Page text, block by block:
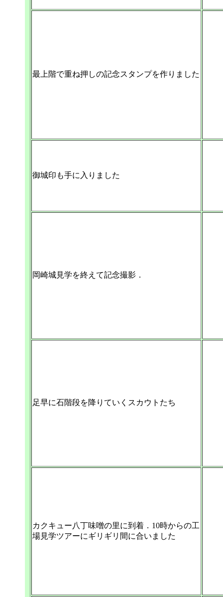
最上階で重ね押しの記念スタンプを作りました
御城印も手に入りました
岡崎城見学を終えて記念撮影．
足早に石階段を降りていくスカウトたち
カクキュー八丁味噌の里に到着．10時からの工
場見学ツアーにギリギリ間に合いました